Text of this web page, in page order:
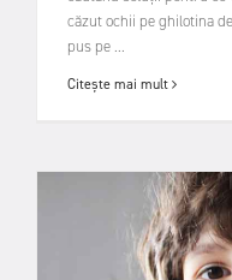
căzut ochii pe ghilotina
pus pe ...
Citește mai mult